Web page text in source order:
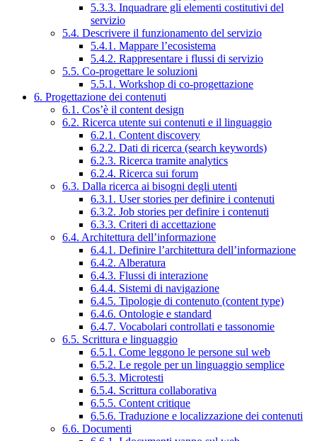
5.3.3. Inquadrare gli elementi costitutivi del
servizio
5.4. Descrivere il funzionamento del servizio
5.4.1. Mappare l’ecosistema
5.4.2. Rappresentare i flussi di servizio
5.5. Co-progettare le soluzioni
5.5.1. Workshop di co-progettazione
6. Progettazione dei contenuti
6.1. Cos’è il content design
6.2. Ricerca utente sui contenuti e il linguaggio
6.2.1. Content discovery
6.2.2. Dati di ricerca (search keywords)
6.2.3. Ricerca tramite analytics
6.2.4. Ricerca sui forum
6.3. Dalla ricerca ai bisogni degli utenti
6.3.1. User stories per definire i contenuti
6.3.2. Job stories per definire i contenuti
6.3.3. Criteri di accettazione
6.4. Architettura dell’informazione
6.4.1. Definire l’architettura dell’informazione
6.4.2. Alberatura
6.4.3. Flussi di interazione
6.4.4. Sistemi di navigazione
6.4.5. Tipologie di contenuto (content type)
6.4.6. Ontologie e standard
6.4.7. Vocabolari controllati e tassonomie
6.5. Scrittura e linguaggio
6.5.1. Come leggono le persone sul web
6.5.2. Le regole per un linguaggio semplice
6.5.3. Microtesti
6.5.4. Scrittura collaborativa
6.5.5. Content critique
6.5.6. Traduzione e localizzazione dei contenuti
6.6. Documenti